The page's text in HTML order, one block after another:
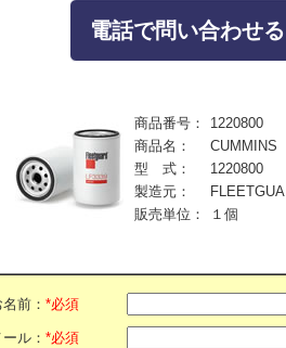
電話で問い合わせ
商品番号：
1220800
商品名：
CUMMINS
型 式：
1220800
製造元：
販売単位：
１個
名前： *必須
ール： *必須